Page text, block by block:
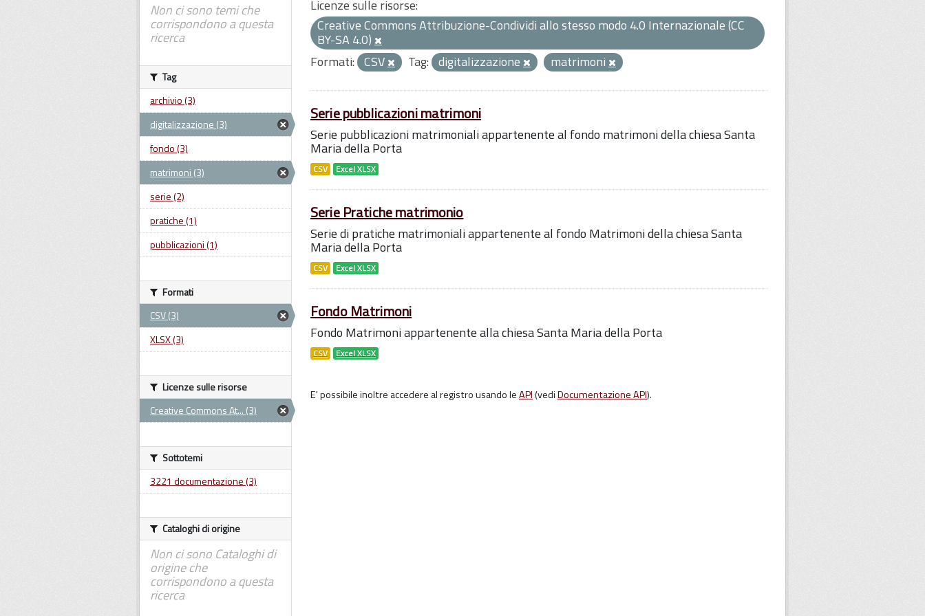
Licenze sulle risorse:
Creative Commons Attribuzione-Condividi allo stesso modo 4.0 Internazionale (CC
BY-SA 4.0)
Formati: CSV Tag: digitalizzazione matrimoni
Serie pubblicazioni matrimoni
Serie pubblicazioni matrimoniali appartenente al fondo matrimoni della chiesa Santa
Maria della Porta
CSV Excel XLSX
Serie Pratiche matrimonio
Serie di pratiche matrimoniali appartenente al fondo Matrimoni della chiesa Santa
Maria della Porta
CSV Excel XLSX
Fondo Matrimoni
Fondo Matrimoni appartenente alla chiesa Santa Maria della Porta
CSV Excel XLSX
E' possibile inoltre accedere al registro usando leAPI(vediDocumentazione API).
Non ci sono temi che
corrispondono a questa
ricerca
Tag
archivio (3)
digitalizzazione (3)
fondo (3)
matrimoni (3)
serie (2)
pratiche (1)
pubblicazioni (1)
Formati
CSV (3)
XLSX (3)
Licenze sulle risorse
Creative Commons At... (3)
Sottotemi
3221 documentazione (3)
Cataloghi di origine
Non ci sono Cataloghi di
origine che
corrispondono a questa
ricerca